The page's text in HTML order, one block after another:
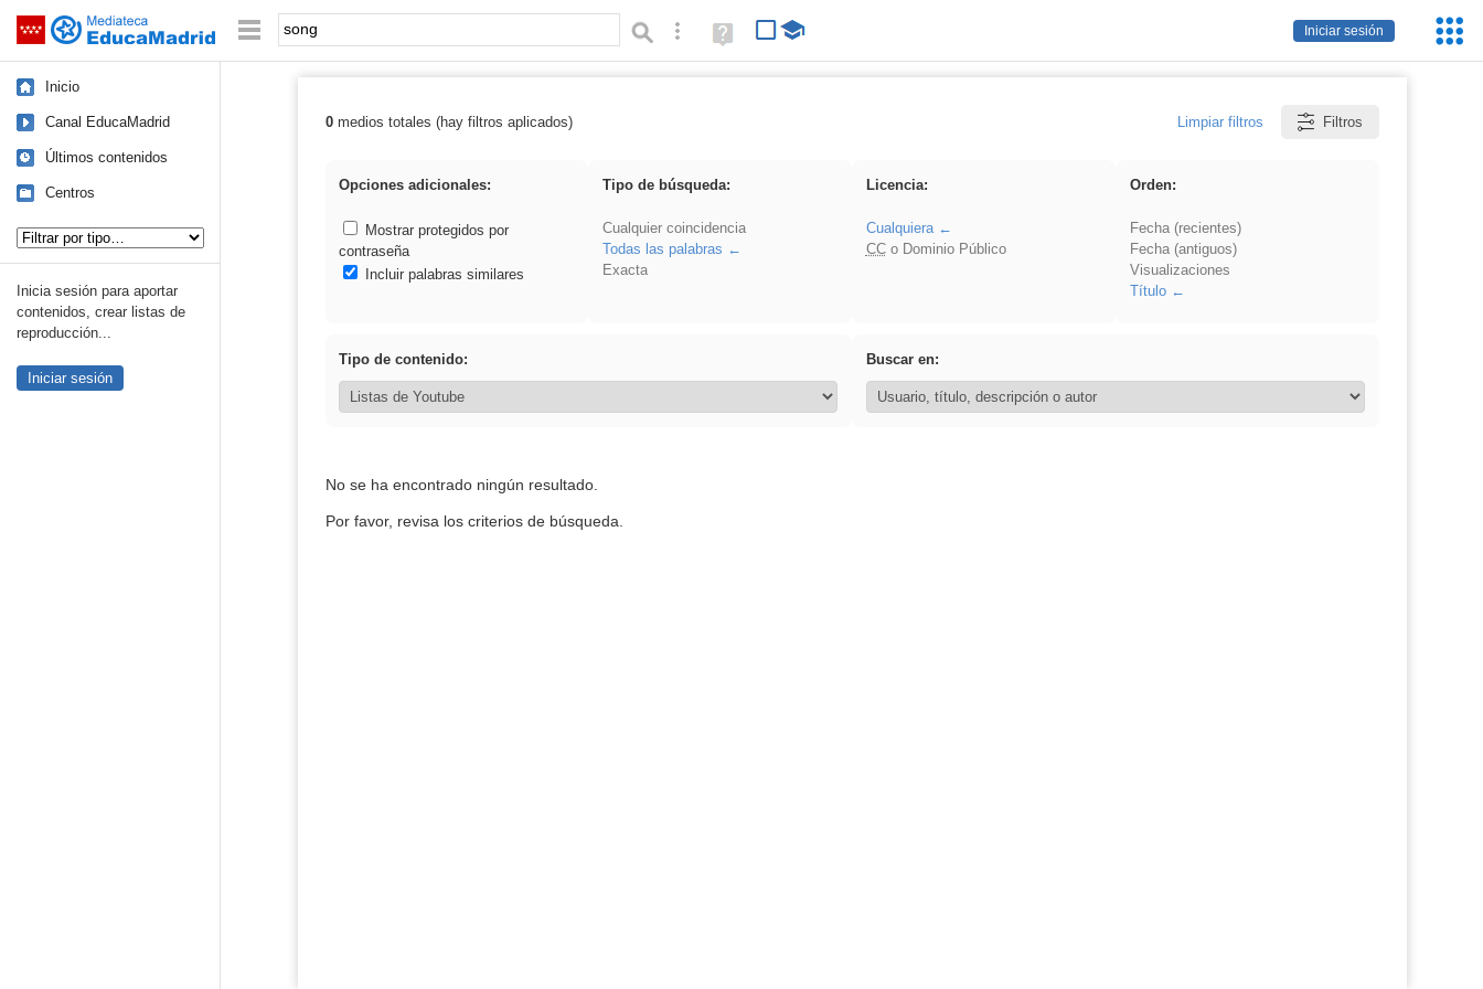
Saltar navegación
Iniciar sesión
Palabra o frase: Búsqueda avanzada
Ayuda
(en
Inicio
Canal EducaMadrid
Últimos contenidos
Centros
Inicia sesión para aportar
contenidos, crear listas de
reproducción...
Iniciar sesión
Resultados de: song
0medios totales (hay filtros aplicados) Limpiar filtros Filtros
Opciones adicionales:
Mostrar protegidos por
contraseña
Incluir palabras similares
Tipo de búsqueda:
Cualquier coincidencia
Todas las palabras
Exacta
Licencia:
Cualquiera
CCo Dominio Público
Orden:
Fecha (recientes)
Fecha (antiguos)
Visualizaciones
Título
Tipo de contenido: Buscar en:
No se ha encontrado ningún resultado.
Por favor, revisa los criterios de búsqueda.